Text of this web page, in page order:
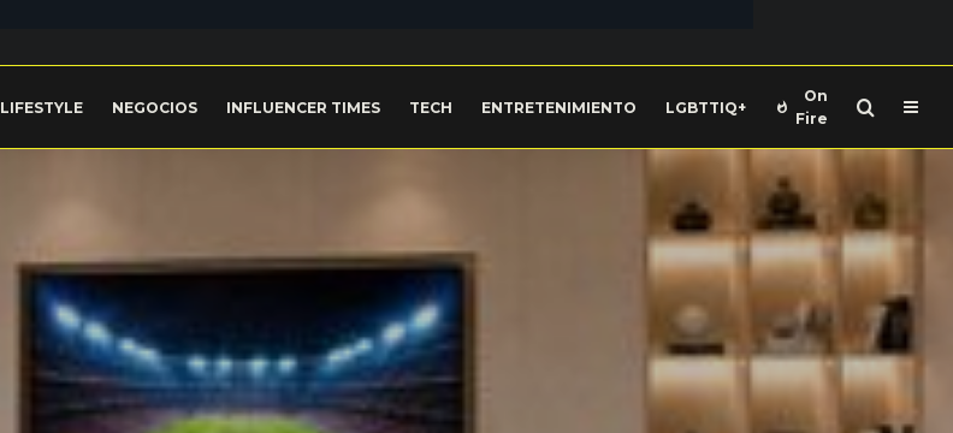
LIFESTYLE NEGOCIOS INFLUENCER TIMES TECH ENTRETENIMIENTO LGBTTIQ+
On
Fire